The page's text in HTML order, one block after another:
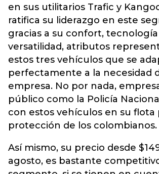
en sus utilitarios Trafic y
ratifica su liderazgo en este
gracias a su confort,
versatilidad, atributos
estos tres vehículos que se
perfectamente a la necesidad
empresa. No por nada,
público como la Policía
con estos vehículos en su flota
protección de los colombianos.
Así mismo, su precio desde
agosto, es bastante